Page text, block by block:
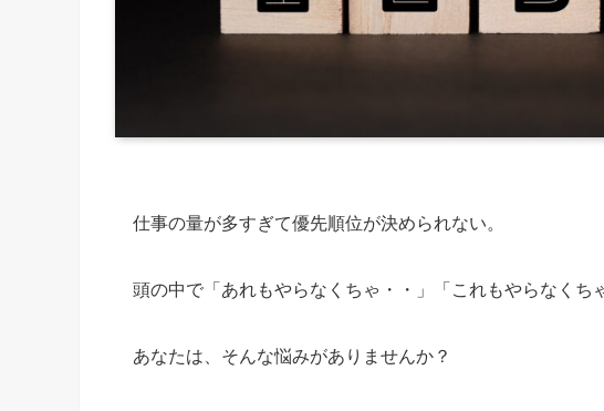
仕事の量が多すぎて優先順位が決められない。
頭の中で「あれもやらなくちゃ・・」「これもやらなくち
あなたは、そんな悩みがありませんか？